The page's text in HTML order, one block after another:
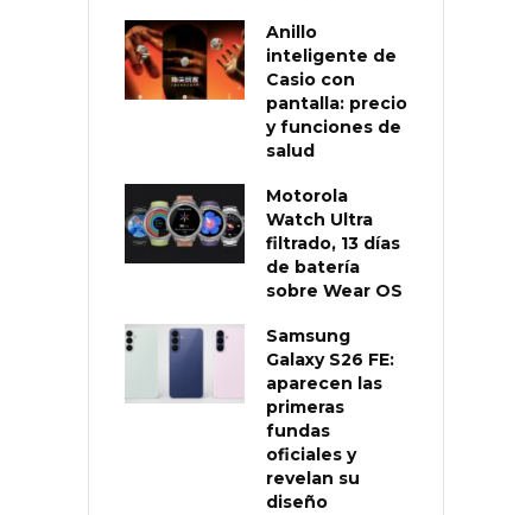
Anillo
inteligente de
Casio con
pantalla: precio
y funciones de
salud
Motorola
Watch Ultra
filtrado, 13 días
de batería
sobre Wear OS
Samsung
Galaxy S26 FE:
aparecen las
primeras
fundas
oficiales y
revelan su
diseño